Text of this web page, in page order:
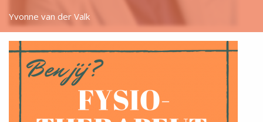
Yvonne van der Valk